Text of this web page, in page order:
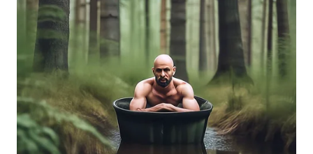
HEALTH
WAHANA
WISATA
LAPAK
WAHANA